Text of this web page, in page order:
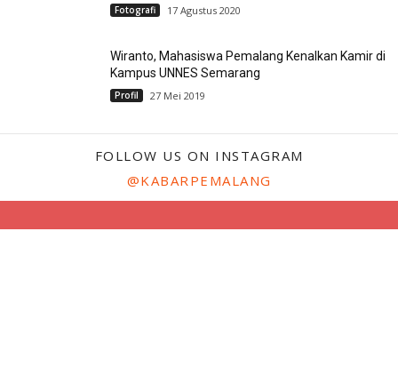
Fotografi 17 Agustus 2020
Wiranto, Mahasiswa Pemalang Kenalkan Kamir di
Kampus UNNES Semarang
Profil 27 Mei 2019
FOLLOW US ON INSTAGRAM
@KABARPEMALANG